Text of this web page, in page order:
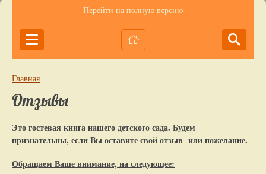
Перейти на полную версию
Главная
Отзывы
Это гостевая книга нашего детского сада. Будем
признательны, если Вы оставите свой отзыв или пожелание.
Обращаем Ваше внимание, на следующее: